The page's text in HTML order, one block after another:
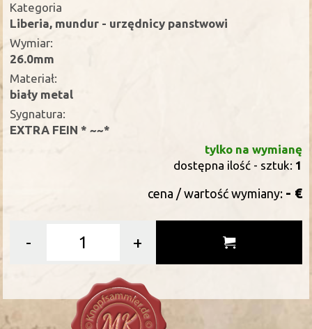
Kategoria
Liberia, mundur - urzędnicy panstwowi
Wymiar:
26.0mm
Materiał:
biały metal
Sygnatura:
EXTRA FEIN * ~~*
tylko na wymianę
dostępna ilość - sztuk: 1
cena / wartość wymiany: - €
- +